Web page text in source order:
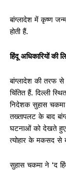
बांग्लादेश में कृष्ण
होती हैं.
हिंदू अधिकारियों की
बांग्लादेश की तरफ
चिंतित हैं. दिल्ली
निदेशक सुहास
तख्तापलट के बाद
घटनाओं को देखते हुए,
त्योहार के मकसद से
सुहास चकमा ने ‘द